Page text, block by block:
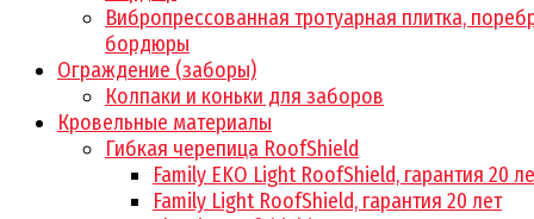
Вибропрессованная тротуарная плитка,
бордюры
Ограждение (заборы)
Колпаки и коньки для заборов
Кровельные материалы
Гибкая черепица RoofShield
Family EKO Light RoofShield, гарантия 20
Family Light RoofShield, гарантия 20 лет